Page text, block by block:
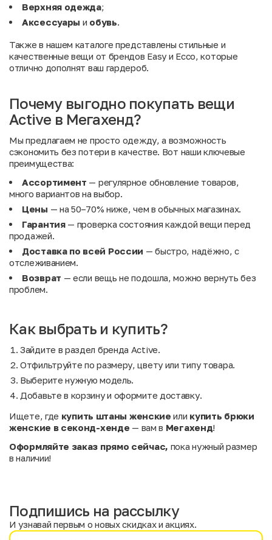
Верхняя одежда;
Аксессуары и обувь
Также в нашем каталоге представлены стильные и
качественные вещи от брендов Easy и Ecco , которые
отлично дополнят ваш гардероб.
Почему выгодно покупать вещи
Active в Мегахенд?
Мы предлагаем не просто одежду, а возможность
сэкономить без потери в качестве. Вот наши ключевые
преимущества:
Ассортимент — регулярное обновление товаров,
много вариантов на выбор.
Цены — на 50–70% ниже, чем в обычных магазинах.
Гарантия— проверка состояния каждой вещи перед
продажей.
Доставка по всей России — быстро, надёжно, с
отслеживанием.
Возврат — если вещь не подошла, можно вернуть без
проблем.
Как выбрать и купить?
Зайдите в раздел бренда Active.
Отфильтруйте по размеру, цвету или типу товара.
Выберите нужную модель.
Добавьте в корзину и оформите доставку.
Ищете, где купить штаны женские или купить брюки
женские в секонд-хенде — вам в Мегахенд!
Оформляйте заказ прямо сейчас, пока нужный размер
в наличии!
Подпишись на рассылку
И узнавай первым о новых скидках и акциях.